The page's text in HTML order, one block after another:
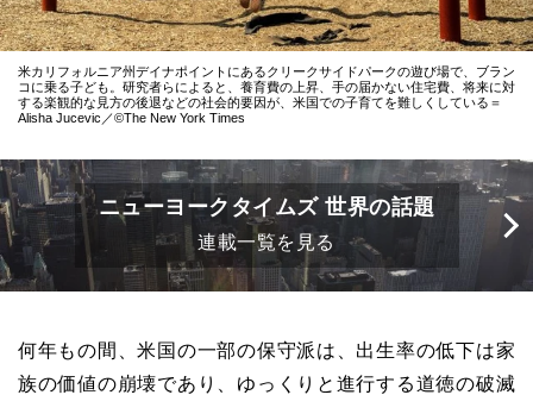
米カリフォルニア州デイナポイントにあるクリークサイドパークの遊び場で、ブラン
コに乗る子ども。研究者らによると、養育費の上昇、手の届かない住宅費、将来に対
する楽観的な見方の後退などの社会的要因が、米国での子育てを難しくしている＝
Alisha Jucevic／©The New York Times
ニューヨークタイムズ 世界の話題
連載一覧を見る
何年もの間、米国の一部の保守派は、出生率の低下は家
族の価値の崩壊であり、ゆっくりと進行する道徳の破滅